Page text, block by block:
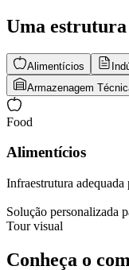
Uma estrutura
Alimentícios
Armazenagem
Food
Alimentícios
Infraestrutura
Solução personalizada
Tour visual
Conheça o